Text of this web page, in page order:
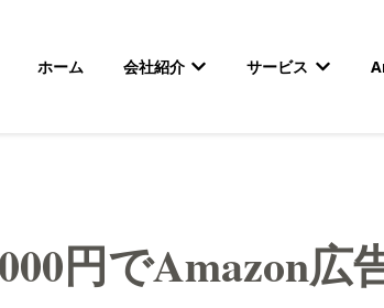
ホーム 会社紹介
会社紹介のサブメニュ
サービス
サービ
円でAmazon